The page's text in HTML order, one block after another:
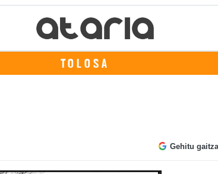
TOLOSA
Gehitu